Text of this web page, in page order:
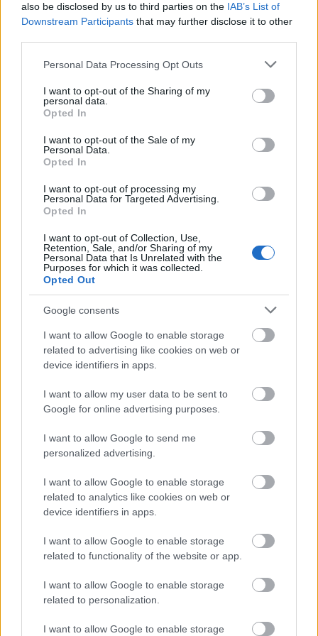
also be disclosed by us to third parties on the IAB’s List of
Downstream Participants that may further disclose it to other
Please note that this website/app uses one or more Google
not limited to your visit or usage behaviour. You may click to
grant or deny consent to Google and its third-party tags to
use your data for below specified purposes in below Google
consent section.
Personal Data Processing Opt Outs
I want to opt-out of the Sharing of my
personal data.
Opted In
I want to opt-out of the Sale of my
Personal Data.
Opted In
I want to opt-out of processing my
Personal Data for Targeted Advertising.
Opted In
I want to opt-out of Collection, Use,
Retention, Sale, and/or Sharing of my
Personal Data that Is Unrelated with the
Purposes for which it was collected.
Opted Out
Google consents
I want to allow Google to enable storage
related to advertising like cookies on web or
device identifiers in apps.
I want to allow my user data to be sent to
Google for online advertising purposes.
I want to allow Google to send me
personalized advertising.
I want to allow Google to enable storage
related to analytics like cookies on web or
device identifiers in apps.
I want to allow Google to enable storage
related to functionality of the website or app.
I want to allow Google to enable storage
related to personalization.
I want to allow Google to enable storage
Az esővizet látványos eszközökkel is lehet gyűjteni
Az esőkertek nem csupán ökológiai hasznuk, és
praktikumuk miatt hasznosak, hanem azért is, mert
segítségükkel organikus, burjánzó, életteli kertrészt
hozhatunk létre. A jól kialakított esőkert mágnesként
fogja vonzani a madarakat, rovarokat, pillangókat,
de gyíkok, békák megjelenésére is lehet számítani. A
kialakítás költsége alacsony, a tervezést követően
egy hétvégényi ásással, területrendezéssel és
ültetéssel megoldható az egész, és ha mindent jól
csináltunk, lüktető-lélegző, önfenntartó miniatűr
ökoszisztémát varázsolhatunk a kertbe.
Természetesen azért az is hozzátartozik az
igazsághoz, hogy a honi klíma, melyben adott
esetben hosszabb, aszályos időszakok és nagy
alkalmas az esőkertes kialakításra, de mivel nem is
az egész birtok megreformálásáról, hanem a kert
dolog megérhet egy próbát.